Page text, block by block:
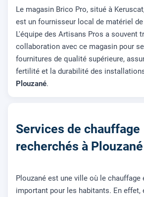
Le magasin Brico Pro, situé à
est un fournisseur local de matériel
L'équipe des Artisans Pros a souvent
collaboration avec ce magasin pour
fournitures de qualité supérieure,
fertilité et la durabilité des
Plouzané.
Services de chauffage
recherchés à Plouzané
Plouzané est une ville où le chauffage
important pour les habitants. En effet,